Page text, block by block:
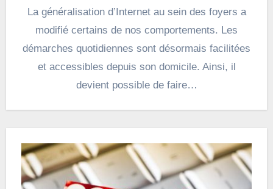
La généralisation d’Internet au sein des foyers a
modifié certains de nos comportements. Les
démarches quotidiennes sont désormais facilitées
et accessibles depuis son domicile. Ainsi, il
devient possible de faire…